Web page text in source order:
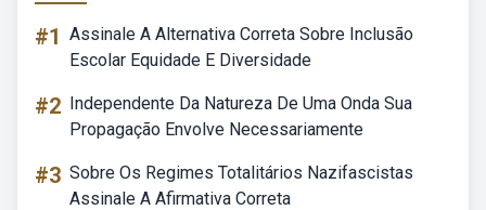
#1 Assinale A Alternativa Correta Sobre Inclusão
Escolar Equidade E Diversidade
#2 Independente Da Natureza De Uma Onda Sua
Propagação Envolve Necessariamente
#3 Sobre Os Regimes Totalitários Nazifascistas
Assinale A Afirmativa Correta